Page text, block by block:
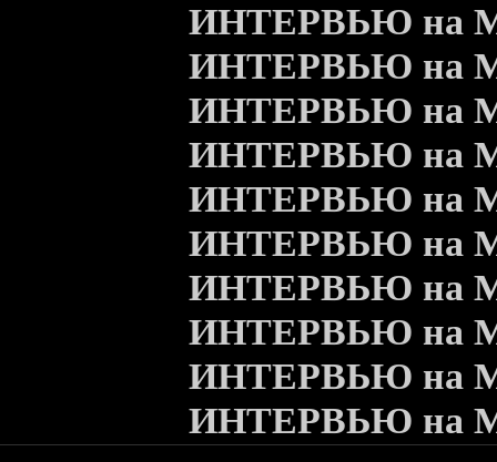
ИНТЕРВЬЮ на
ИНТЕРВЬЮ на
ИНТЕРВЬЮ на
ИНТЕРВЬЮ на
ИНТЕРВЬЮ на
ИНТЕРВЬЮ на
ИНТЕРВЬЮ на
ИНТЕРВЬЮ на
ИНТЕРВЬЮ на
ИНТЕРВЬЮ на